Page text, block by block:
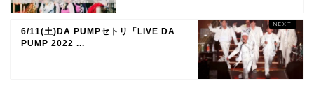
6/11(土)DA PUMPセトリ「LIVE DA
PUMP 2022 ...